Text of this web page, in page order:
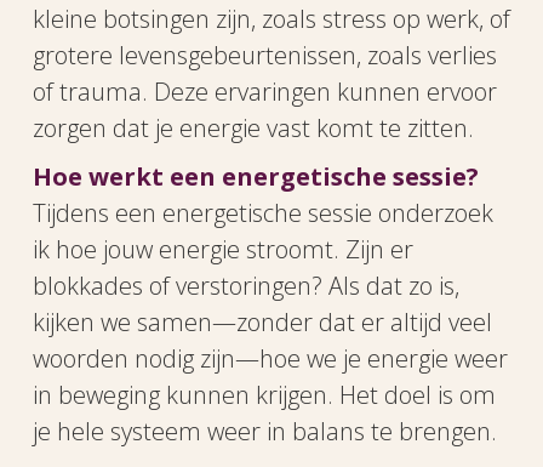
kleine botsingen zijn, zoals stress op werk, of
grotere levensgebeurtenissen, zoals verlies
of trauma. Deze ervaringen kunnen ervoor
zorgen dat je energie vast komt te zitten.
Hoe werkt een energetische sessie?
Tijdens een energetische sessie onderzoek
ik hoe jouw energie stroomt. Zijn er
blokkades of verstoringen? Als dat zo is,
kijken we samen—zonder dat er altijd veel
woorden nodig zijn—hoe we je energie weer
in beweging kunnen krijgen. Het doel is om
je hele systeem weer in balans te brengen.